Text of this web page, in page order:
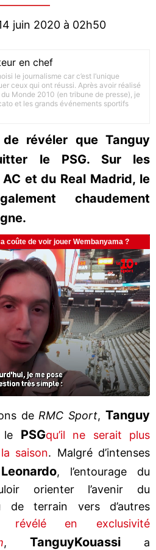
juin 2020 à 02h50
en chef
le journalisme car c’est l’unique
ceux qui ont réussi. Après avoir réalisé
Monde 2010 (en tribune de presse), je
et les grands événements sportifs
révéler que Tanguy
le PSG. Sur les
et du Real Madrid, le
chaudement
de RMC Sport,Tanguy
le PSGqu’il ne serait plus
saison. Malgré d’intenses
Leonardo, l’entourage du
orienter l’avenir du
de terrain vers d’autres
révélé en exclusivité
, TanguyKouassi a